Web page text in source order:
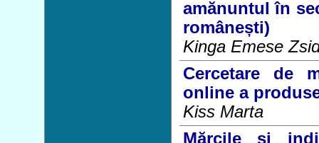
amănuntul în
românești)
Kinga Emese
Cercetare de
online a
Kiss Marta
Mărcile și